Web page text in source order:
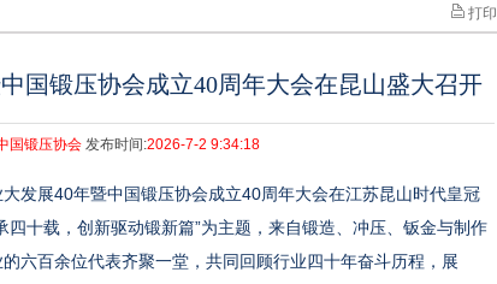
打印
国锻压协会成立40周年大会在昆山盛大召开
国锻压协会 发布时间:2026-7-2 9:34:18
发展40年暨中国锻压协会成立40周年大会在江苏昆山时代皇冠
十载，创新驱动锻新篇”为主题，来自锻造、冲压、钣金与制作
六百余位代表齐聚一堂，共同回顾行业四十年奋斗历程，展